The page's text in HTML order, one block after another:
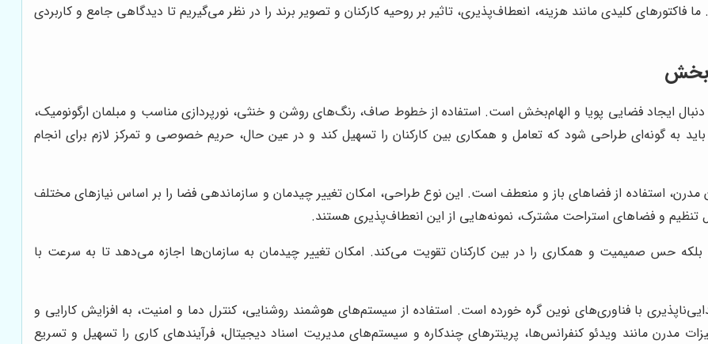
فاکتورهای کلیدی مانند هزینه، انعطاف‌پذیری، تاثیر بر روحیه کارکنان و تصویر برند را در نظر می‌گیریم تا دیدگاهی جامع و کاربردی
دنبال ایجاد فضایی پویا و الهام‌بخش است. استفاده از خطوط صاف، رنگ‌های روشن و خنثی، نورپردازی مناسب و مبلمان ارگونومیک،
به گونه‌ای طراحی شود که تعامل و همکاری بین کارکنان را تسهیل کند و در عین حال، حریم خصوصی و تمرکز لازم برای انجام
مدرن، استفاده از فضاهای باز و منعطف است. این نوع طراحی، امکان تغییر چیدمان و سازماندهی فضا را بر اساس نیازهای مختلف
و فضاهای استراحت مشترک، نمونه‌هایی از این انعطاف‌پذیری هستند.
حس صمیمیت و همکاری را در بین کارکنان تقویت می‌کند. امکان تغییر چیدمان به سازمان‌ها اجازه می‌دهد تا به سرعت با
با فناوری‌های نوین گره خورده است. استفاده از سیستم‌های هوشمند روشنایی، کنترل دما و امنیت، به افزایش کارایی و
مانند ویدئو کنفرانس‌ها، پرینترهای چندکاره و سیستم‌های مدیریت اسناد دیجیتال، فرآیندهای کاری را تسهیل و تسریع